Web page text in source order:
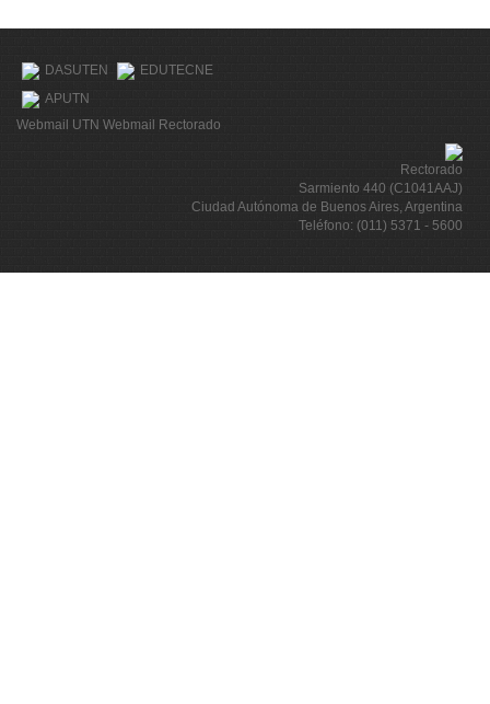
DASUTEN
EDUTECNE
APUTN
Webmail UTN Webmail Rectorado
Rectorado
Sarmiento 440 (C1041AAJ)
Ciudad Autónoma de Buenos Aires, Argentina
Teléfono: (011) 5371 - 5600